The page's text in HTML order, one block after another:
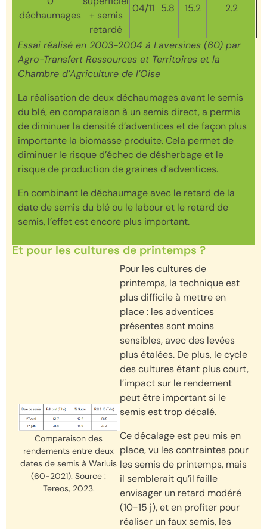
déchaumages
+ semis
retardé
04/11 5.8 15.2 2.2
Essai réalisé en 2003-2004 à Laversines (60) par
Agro-Transfert Ressources et Territoires et la
Chambre d’Agriculture de l’Oise
La réalisation de deux déchaumages avant le semis
du blé, en comparaison à un semis direct, a permis
de diminuer la densité d’adventices et de façon plus
importante la biomasse produite. Cela permet de
diminuer le risque d’échec de désherbage et le
risque de production de graines d’adventices.
En combinant le déchaumage avec le retard de la
date de semis du blé ou le labour et le retard de
semis, l’effet est encore plus important.
Et pour les cultures de printemps ?
Pour les cultures de
printemps, la technique est
plus difficile à mettre en
place : les adventices
présentes sont moins
sensibles, avec des levées
plus étalées. De plus, le cycle
des cultures étant plus court,
l’impact sur le rendement
peut être important si le
semis est trop décalé.
Ce décalage est peu mis en
place, vu les contraintes pour
les semis de printemps, mais
il semblerait qu’il faille
envisager un retard modéré
(10-15 j), et en profiter pour
réaliser un faux semis, les
Comparaison des
rendements entre deux
dates de semis à Warluis
(60-2021). Source :
Tereos, 2023.